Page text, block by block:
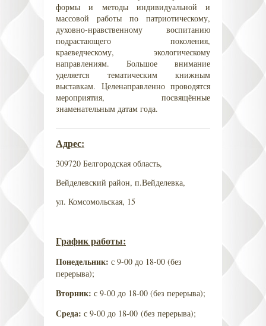
формы и методы индивидуальной и
массовой работы по патриотическому,
духовно-нравственному воспитанию
подрастающего поколения,
краеведческому, экологическому
направлениям. Большое внимание
уделяется тематическим книжным
выставкам. Целенаправленно проводятся
мероприятия, посвящённые
знаменательным датам года.
Адрес:
309720 Белгородская область,
Вейделевский район, п.Вейделевка,
ул. Комсомольская, 15
График работы:
Понедельник: с 9-00 до 18-00 (без
перерыва);
Вторник: с 9-00 до 18-00 (без перерыва);
Среда: с 9-00 до 18-00 (без перерыва);